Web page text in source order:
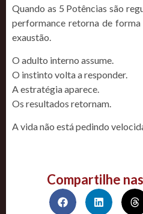
Quando as 5 Potências são
performance retorna de forma
exaustão.
O adulto interno assume.
O instinto volta a responder.
A estratégia aparece.
Os resultados retornam.
A vida não está pedindo
Compartilhe